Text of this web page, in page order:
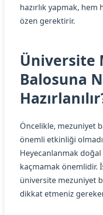
hazırlık yapmak,
özen gerektirir.
Üniversite
Balosuna
Öncelikle, mezuniyet
önemli etkinliği
Heyecanlanmak doğal
kaçmamak önemlidir.
üniversite mezuniyet
dikkat etmeniz